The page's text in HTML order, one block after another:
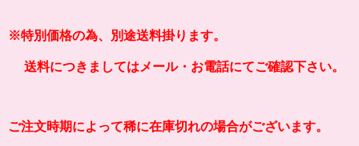
※特別価格の為、別途送料掛ります。
送料につきましてはメール・お電話にてご確認下さい。
ご注文時期によって稀に在庫切れの場合がございます。